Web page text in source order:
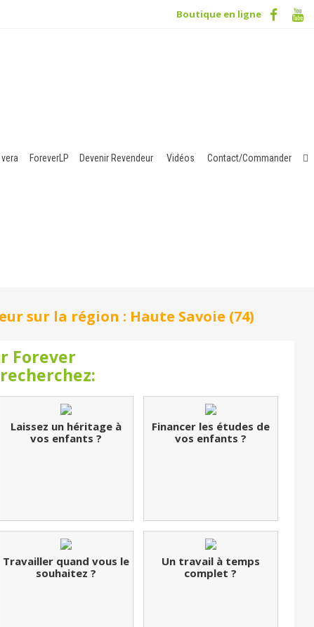
Boutique en ligne
vera ForeverLP Devenir Revendeur Vidéos Contact/Commander
sur la région : Haute Savoie (74)
Forever
Laissez un héritage à
vos enfants ?
Financer les études de
vos enfants ?
Travailler quand vous le
souhaitez ?
Un travail à temps
complet ?